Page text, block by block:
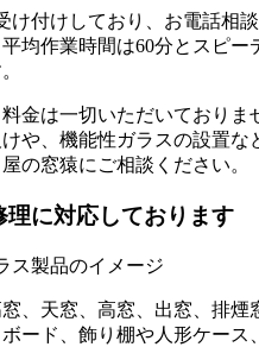
け付けしており、お電話相
均作業時間は60分とスピー
金は一切いただいておりま
や、機能性ガラスの設置な
の窓猿にご相談ください。
理に対応しております
、天窓、高窓、出窓、排煙
ード、飾り棚や人形ケース